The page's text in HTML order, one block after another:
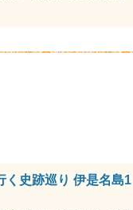
く史跡巡り 伊是名島1